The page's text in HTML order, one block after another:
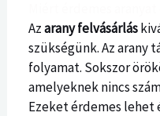
Azarany felvásárlás
szükségünk. Az arany
folyamat. Sokszor
amelyeknek nincs
Ezeket érdemes